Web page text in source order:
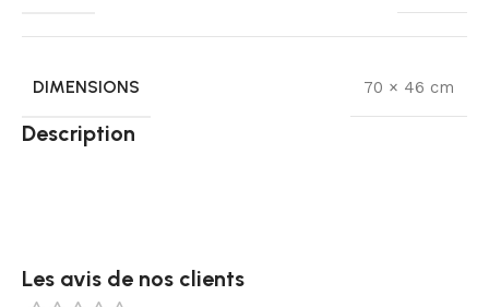
DIMENSIONS 70 × 46 cm
Description
Les avis de nos clients